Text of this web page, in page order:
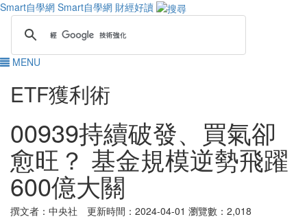
Smart自學網 Smart自學網 財經好讀
MENU
ETF獲利術
00939持續破發、買氣卻
愈旺？ 基金規模逆勢飛躍
600億大關
撰文者：中央社 更新時間：2024-04-01 瀏覽數：2,018